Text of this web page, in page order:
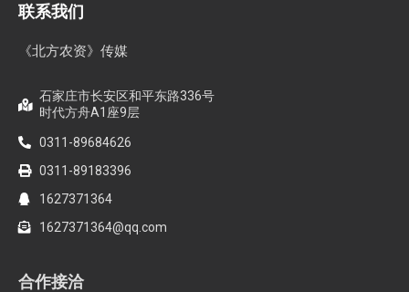
联系我们
《北方农资》传媒
石家庄市长安区和平东路336号
时代方舟A1座9层
0311-89684626
0311-89183396
1627371364
1627371364@qq.com
合作接洽